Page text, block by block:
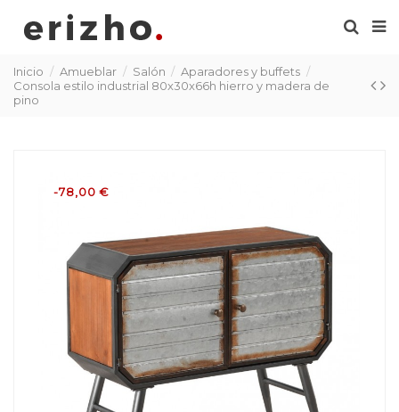
Inicio Amueblar Salón
Aparadores y buffets
Consola estilo industrial 80x30x66h hierro y madera de
pino
-78,00 €